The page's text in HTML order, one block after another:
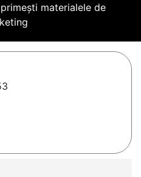
materialele de